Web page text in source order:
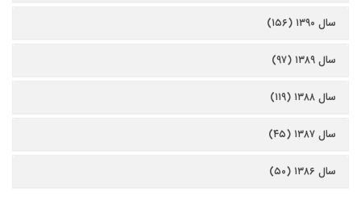
سال ۱۳۹۰ (۱۵۶)
سال ۱۳۸۹ (۹۷)
سال ۱۳۸۸ (۱۱۹)
سال ۱۳۸۷ (۴۵)
سال ۱۳۸۶ (۵۰)